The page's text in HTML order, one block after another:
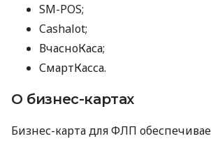
SM-POS;
Cashalot;
ВчасноКаса;
СмартКасса.
О бизнес-картах
Бизнес-карта для ФЛП